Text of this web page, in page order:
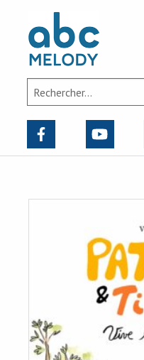
Search
for:
Panneau de gestion des cookies